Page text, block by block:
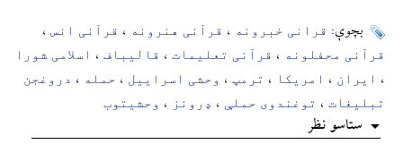
بچوې: قرانی خبرونه ، قرآنی هنرونه ، قرآنی انس ،
قرآنی محفلونه ، قرآنی تعلیمات ، قالیباف ، اسلامی شورا
، ایران ، امریکا ، ترمپ ، وحشی اسراییل ، حمله ، دروغجن
تبلیغات ، توغندوی حملې ، ډرونز ، وحشیتوب
ستاسو نظر